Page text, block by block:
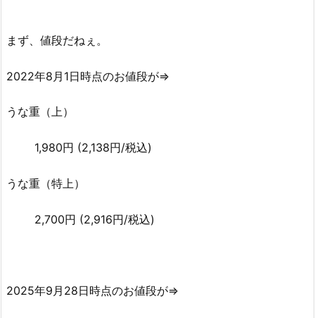
まず、値段だねぇ。
2022年8月1日時点のお値段が⇒
うな重（上）
1,980円 (2,138円/税込)
うな重（特上）
2,700円 (2,916円/税込)
2025年9月28日時点のお値段が⇒